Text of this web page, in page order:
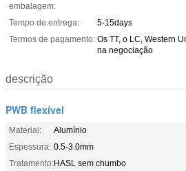
embalagem:
Tempo de entrega:
5-15days
Termos de pagamento: Os TT, o LC, Western
na negociação
descrição
PWB flexível
Material:
Alumínio
Espessura: 0.5-3.0mm
Tratamento:HASL sem chumbo